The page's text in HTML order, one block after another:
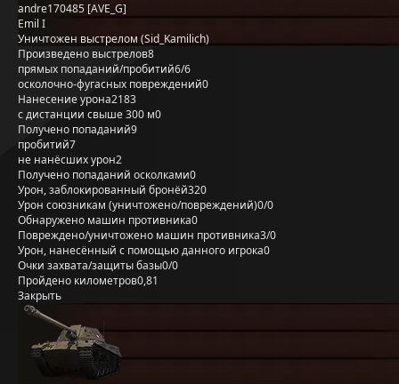
andre170485 [AVE_G]
Emil I
Уничтожен выстрелом (Sid_Kamilich)
Произведено выстрелов8
прямых попаданий/пробитий6/6
осколочно-фугасных повреждений0
Нанесение урона2183
с дистанции свыше 300 м0
Получено попаданий9
пробитий7
не нанёсших урон2
Получено попаданий осколками0
Урон, заблокированный бронёй320
Урон союзникам (уничтожено/повреждений)0/0
Обнаружено машин противника0
Повреждено/уничтожено машин противника3/0
Урон, нанесённый с помощью данного игрока0
Очки захвата/защиты базы0/0
Пройдено километров0,81
Закрыть